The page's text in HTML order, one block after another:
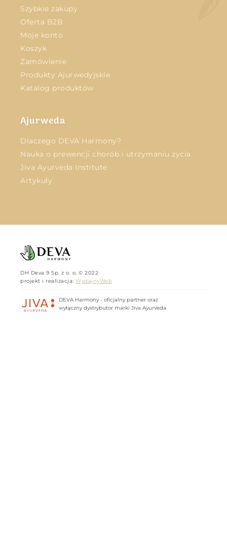
Szybkie zakupy
Oferta B2B
Moje konto
Koszyk
Zamówienie
Produkty Ajurwedyjskie
Katalog produktów
Ajurweda
Dlaczego DEVA Harmony?
Nauka o prewencji chorób i utrzymaniu życia
Jiva Ayurveda Institute
Artykuły
DH Deva 9 Sp. z o. o. © 2022
projekt i realizacja: WydajnyWeb
DEVA Harmony - oficjalny partner oraz
wyłączny dystrybutor marki Jiva Ayurveda